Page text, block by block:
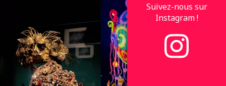
Suivez-nous sur
Instagram !